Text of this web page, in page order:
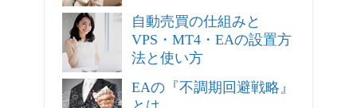
自動売買の仕組みと
VPS・MT4・EAの設置方
法と使い方
EAの『不調期回避戦略』